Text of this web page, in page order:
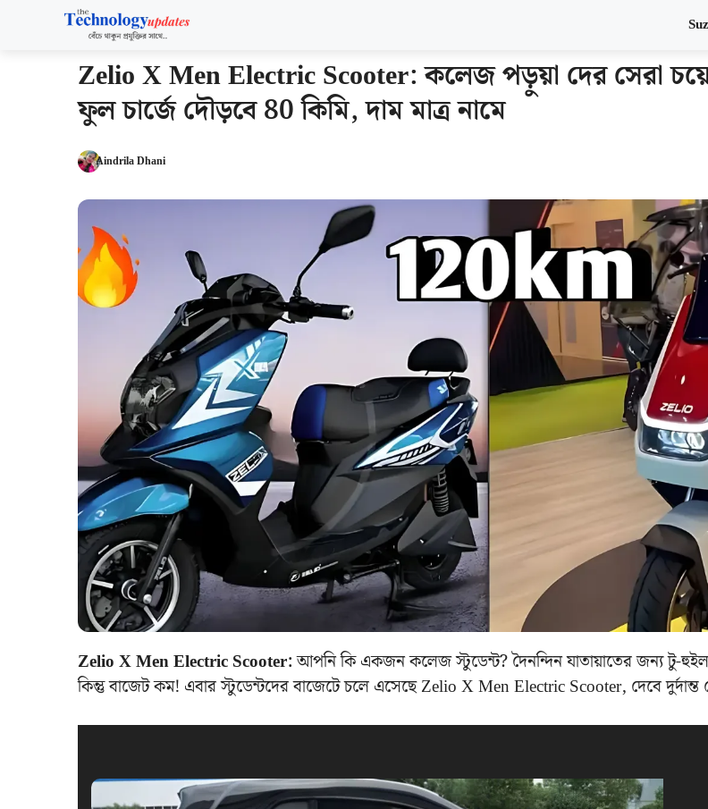
Zelio X Men Electric Scooter: কলেজ পড়ুয়া দের সেরা
ফুল চার্জে দৌড়বে 80 কিমি, দাম মাত্র নামে
Aindrila Dhani
Zelio X Men Electric Scooter:আপনি কি একজন কলেজ স্টুডেন্ট? দৈনন্দিন যাতায়াতের জন্য টু-
কিন্তু বাজেট কম! এবার স্টুডেন্টদের বাজেটে চলে এসেছে Zelio X Men Electric Scooter, দেবে দুর্দান্ত